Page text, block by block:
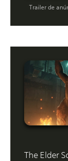
Trailer de
The Elder